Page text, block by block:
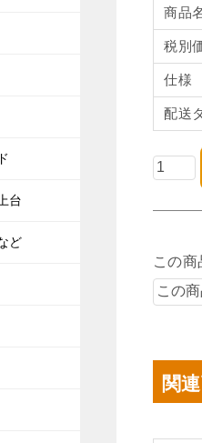
商品
税別
仕様
配送
この商
関
台
ど